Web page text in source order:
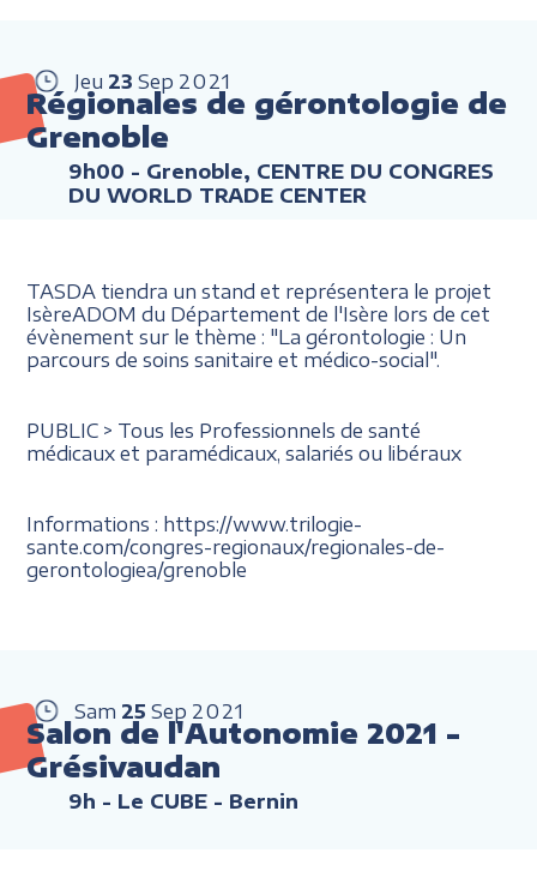
Jeu 23 Sep 2021
Régionales de gérontologie de
Grenoble
9h00 - Grenoble, CENTRE DU CONGRES
DU WORLD TRADE CENTER
TASDA tiendra un stand et représentera le projet
IsèreADOM du Département de l'Isère lors de cet
évènement sur le thème : "La gérontologie : Un
parcours de soins sanitaire et médico-social".
PUBLIC > Tous les Professionnels de santé
médicaux et paramédicaux, salariés ou libéraux
Informations : https://www.trilogie-
sante.com/congres-regionaux/regionales-de-
gerontologiea/grenoble
Sam 25 Sep 2021
Salon de l'Autonomie 2021 -
Grésivaudan
9h - Le CUBE - Bernin